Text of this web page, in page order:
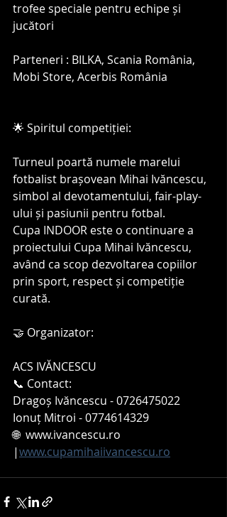
trofee speciale pentru echipe și
jucători
Parteneri : BILKA, Scania România,
Mobi Store, Acerbis România
🌟 Spiritul competiției:
Turneul poartă numele marelui
fotbalist brașovean Mihai Ivăncescu,
simbol al devotamentului, fair-play-
ului și pasiunii pentru fotbal.
Cupa INDOOR este o continuare a
proiectului Cupa Mihai Ivăncescu,
având ca scop dezvoltarea copiilor
prin sport, respect și competiție
curată.
🤝 Organizator:
ACS IVĂNCESCU
📞 Contact:
Dragoș Ivăncescu - 0726475022
Ionuț Mitroi - 0774614329
🌐  www.ivancescu.ro
|www.cupamihaiivancescu.ro